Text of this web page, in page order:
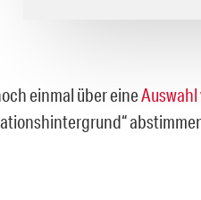
einmal über eine